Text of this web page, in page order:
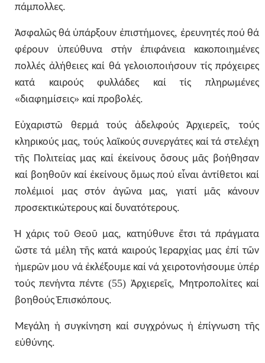
πάμπολλες.
Ἀσφαλῶς θά ὑπάρξουν ἐπιστήμονες, ἐρευνητές πού θά
φέρουν
ὑπεύθυνα στήν ἐπιφάνεια
κακοποιημένες
πολλές ἀλήθειες καί θά γελοιοποιήσουν τίς πρόχειρες
κατά
καιρούς φυλλάδες καί τίς πληρωμένες
«διαφημίσεις» καί προβολές.
Εὐχαριστῶ θερμά τούς ἀδελφούς Ἀρχιερεῖς,τούς
κληρικούς μας,τούς λαϊκούς συνεργάτες καί τά στελέχη
τῆς Πολιτείας μας καί ἐκείνους ὅσους μᾶς βοήθησαν
καί βοηθοῦν καί ἐκείνους ὅμως πού εἶναι ἀντίθετοι καί
πολέμιοί
μας στόν ἀγῶνα μας, γιατί μᾶς
κάνουν
προσεκτικώτερους καί δυνατότερους.
Ἡ χάρις τοῦ Θεοῦ μας, κατηύθυνε ἔτσι τά πράγματα
ὥστε τά μέλη τῆς κατά καιρούς Ἱεραρχίας μας ἐπί τῶν
ἡμερῶν μου νά ἐκλέξουμε καί νά χειροτονήσουμε ὑπέρ
τούς πενήντα πέντε (55) Ἀρχιερεῖς, Μητροπολίτες καί
βοηθούς Ἐπισκόπους.
Μεγάλη ἡ συγκίνηση καί συγχρόνως ἡ ἐπίγνωση τῆς
εὐθύνης.